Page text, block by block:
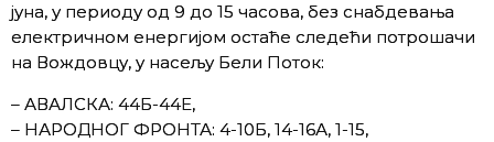
јуна, у периоду од 9 до 15 часова, без снабдевања
електричном енергијом остаће следећи потрошачи
на Вождовцу, у насељу Бели Поток:
– АВАЛСКА: 44Б-44Е,
– НАРОДНОГ ФРОНТА: 4-10Б, 14-16А, 1-15,